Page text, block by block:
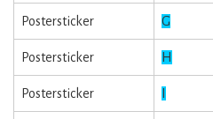
Postersticker G
Postersticker H
Postersticker